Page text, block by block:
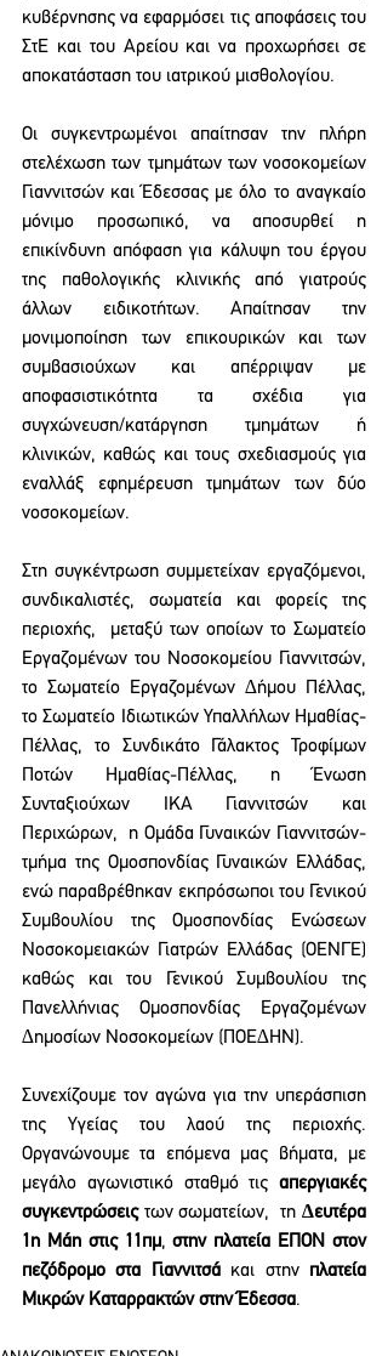
κυβέρνησης να εφαρμόσει τις αποφάσεις του
ΣτΕ και του Αρείου και να προχωρήσει σε
αποκατάσταση του ιατρικού μισθολογίου.
Οι συγκεντρωμένοι απαίτησαν την πλήρη
στελέχωση των τμημάτων των νοσοκομείων
Γιαννιτσών και Έδεσσας με όλο το αναγκαίο
μόνιμο προσωπικό, να αποσυρθεί η
επικίνδυνη απόφαση για κάλυψη του έργου
της παθολογικής κλινικής από γιατρούς
άλλων ειδικοτήτων. Απαίτησαν την
μονιμοποίηση των επικουρικών και των
συμβασιούχων και απέρριψαν με
αποφασιστικότητα τα σχέδια για
συγχώνευση/κατάργηση τμημάτων ή
κλινικών, καθώς και τους σχεδιασμούς για
εναλλάξ εφημέρευση τμημάτων των δύο
νοσοκομείων.
Στη συγκέντρωση συμμετείχαν εργαζόμενοι,
συνδικαλιστές, σωματεία και φορείς της
περιοχής,  μεταξύ των οποίων το Σωματείο
Εργαζομένων του Νοσοκομείου Γιαννιτσών,
το Σωματείο Εργαζομένων ∆ήμου Πέλλας,
το Σωματείο Ιδιωτικών Υπαλλήλων Ημαθίας-
Πέλλας, το Συνδικάτο Γάλακτος Τροφίμων
Ποτών Ημαθίας-Πέλλας, η Ένωση
Συνταξιούχων ΙΚΑ Γιαννιτσών και
Περιχώρων,  η Ομάδα Γυναικών Γιαννιτσών-
τμήμα της Ομοσπονδίας Γυναικών Ελλάδας,
ενώ παραβρέθηκαν εκπρόσωποι του Γενικού
Συμβουλίου της Ομοσπονδίας Ενώσεων
Νοσοκομειακών Γιατρών Ελλάδας (ΟΕΝΓΕ)
καθώς και του Γενικού Συμβουλίου της
Πανελλήνιας Ομοσπονδίας Εργαζομένων
∆ημοσίων Νοσοκομείων (ΠΟΕ∆ΗΝ).
Συνεχίζουμε τον αγώνα για την υπεράσπιση
της Υγείας του λαού της περιοχής.
Οργανώνουμε τα επόμενα μας βήματα, με
μεγάλο αγωνιστικό σταθμό τις απεργιακές
συγκεντρώσεις των σωματείων,  τη ∆ευτέρα
1η Μάη στις 11πμ, στην πλατεία ΕΠΟΝ στον
πεζόδρομο στα Γιαννιτσά και στην πλατεία
Μικρών Καταρρακτών στην Έδεσσα.